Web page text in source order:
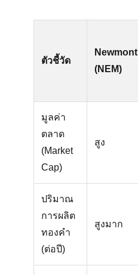
ตัวชี้วัด
Newmont
(NEM)
มูลค่า
ตลาด
(Market
Cap)
สูง
ปริมาณ
การผลิต
ทองคำ
(ต่อปี)
สูงมาก